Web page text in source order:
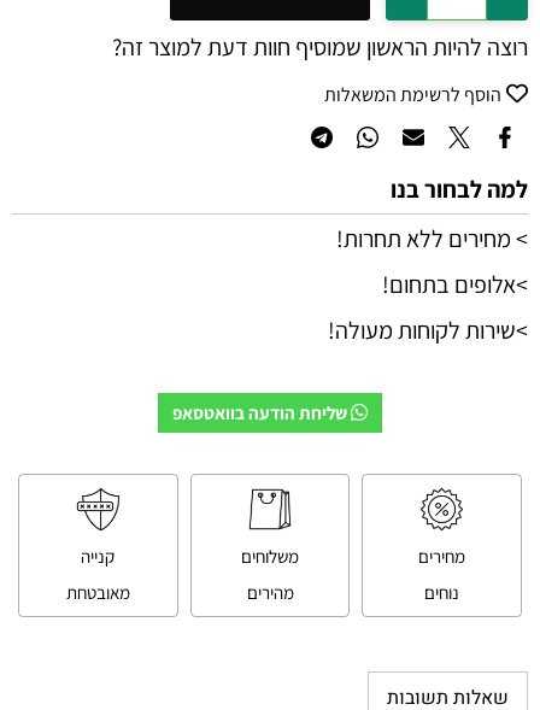
רוצה להיות הראשון שמוסיף חוות דעת למוצר זה?
הוסף לרשימת המשאלות
למה לבחור בנו
> מחירים ללא תחרות!
>אלופים בתחום!
>שירות לקוחות מעולה!
שליחת הודעה בוואטסאפ
מחירים
נוחים
משלוחים
מהירים
קנייה
מאובטחת
שאלות תשובות